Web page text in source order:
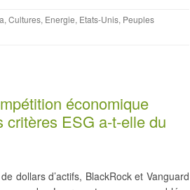
, Cultures, Energie, Etats-Unis, Peuples
économique
critères ESG a-t-elle du
dollars d’actifs, BlackRock et Vanguard